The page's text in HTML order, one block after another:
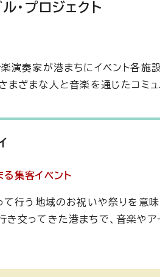
・プロジェクト
演奏家が港まちにイベント各施
まざまな人と音楽を通じたコミ
集客イベント
て行う地域のお祝いや祭りを意味
交ってきた港まちで、音楽や